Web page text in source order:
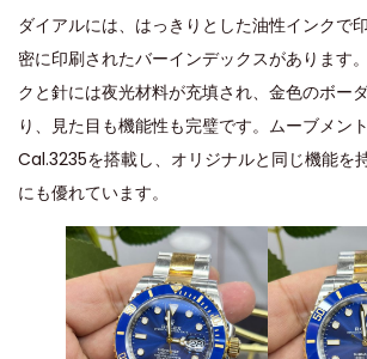
ダイアルには、はっきりとした油性インクで
密に印刷されたバーインデックスがあります
クと針には夜光材料が充填され、金色のボー
り、見た目も機能性も完璧です。ムーブメン
Cal.3235を搭載し、オリジナルと同じ機能を
にも優れています。